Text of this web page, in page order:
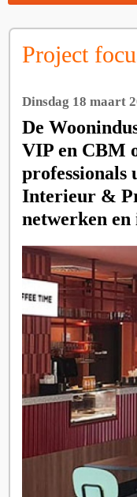
Project
Dinsdag 18 maart
De
VIP en CBM
Interieur &
netwerken en